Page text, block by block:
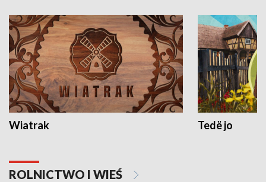
Wiatrak Tedë jo
ROLNICTWO I WIEŚ